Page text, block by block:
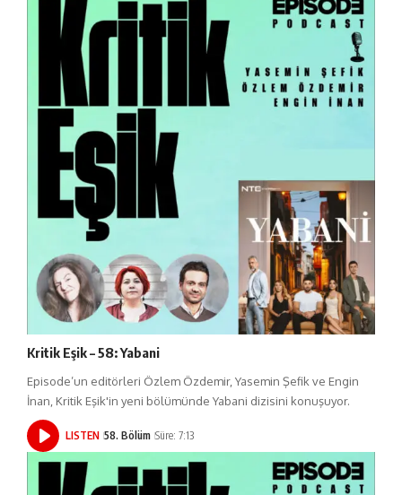
Kritik Eşik – 58: Yabani
Episode’un editörleri Özlem Özdemir, Yasemin Şefik ve Engin
İnan, Kritik Eşik'in yeni bölümünde Yabani dizisini konuşuyor.
LISTEN 58. Bölüm Süre: 7:13